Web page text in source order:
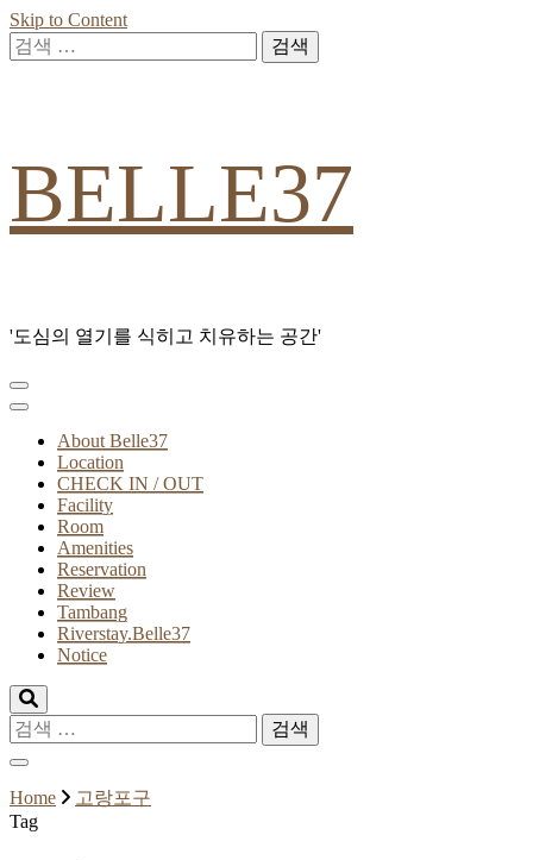
Skip to Content
검
색:
BELLE37
'도심의 열기를 식히고 치유하는 공간'
About Belle37
Location
CHECK IN / OUT
Facility
Room
Amenities
Reservation
Review
Tambang
Riverstay.Belle37
Notice
검
색:
Home
고랑포구
Tag